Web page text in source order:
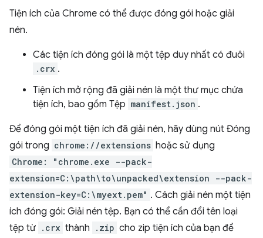
Tiện ích của Chrome có thể được đóng gói hoặc giải
nén.
Các tiện ích đóng gói là một tệp duy nhất có đuôi
.crx .
Tiện ích mở rộng đã giải nén là một thư mục chứa
tiện ích, bao gồm Tệp manifest.json .
Để đóng gói một tiện ích đã giải nén, hãy dùng nút Đóng
gói trong chrome://extensions hoặc sử dụng
Chrome: "chrome.exe --pack-
extension=C:\path\to\unpacked\extension --pack-
extension-key=C:\myext.pem" . Cách giải nén một tiện
ích đóng gói: Giải nén tệp. Bạn có thể cần đổi tên loại
tệp từ .crx thành .zip cho zip tiện ích của bạn để